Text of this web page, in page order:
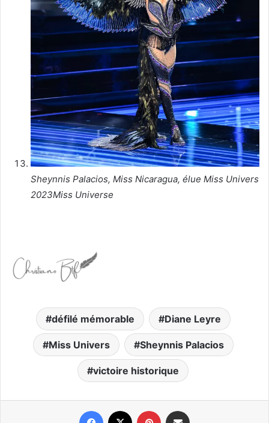
Sheynnis Palacios, Miss Nicaragua, élue Miss Univers
2023Miss Universe
défilé mémorable Diane Leyre
Miss Univers Sheynnis Palacios
victoire historique